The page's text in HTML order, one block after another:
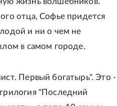
отца, Софье придется
и ни о чем не
в самом городе.
Первый богатырь". Это -
"Последний